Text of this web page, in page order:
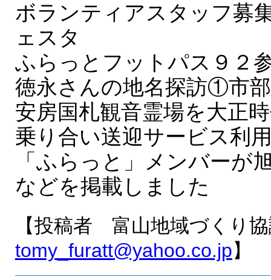
ボランティアスタッフ募
ェスタ
ふらっとフットパス９２
徳永さんの地名探訪①市部
安房国札観音霊場を大正
乗り合い送迎サービス利
「ふらっと」メンバーが
などを掲載しました
【投稿者 富山地域づくり
tomy_furatt@yahoo.co.jp】